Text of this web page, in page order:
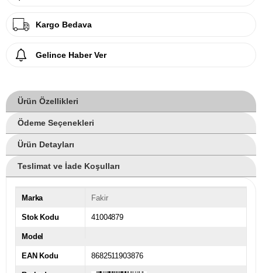
Kargo Bedava
Gelince Haber Ver
Ürün Özellikleri
Ödeme Seçenekleri
Ürün Detayları
Teslimat ve İade Koşulları
Marka Fakir
Stok Kodu 41004879
Model
EAN Kodu 8682511903876